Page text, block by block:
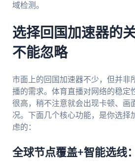
域检测。
选择回国加速器的
不能忽略
市面上的回国加速器不少，但并非
播的需求。体育直播对网络的稳定
很高，稍不注意就会出现卡顿、画
况。下面几个核心功能，是你选择
虑的：
全球节点覆盖+智能选线